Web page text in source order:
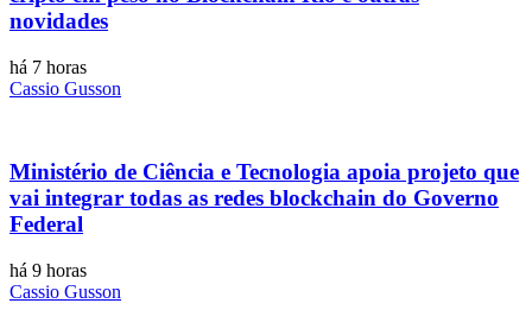
novidades
há 7 horas
Cassio Gusson
Ministério de Ciência e Tecnologia apoia projeto que
vai integrar todas as redes blockchain do Governo
Federal
há 9 horas
Cassio Gusson